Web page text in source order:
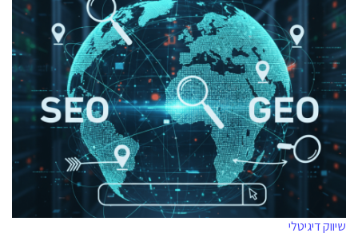
שיווק דיגיטלי